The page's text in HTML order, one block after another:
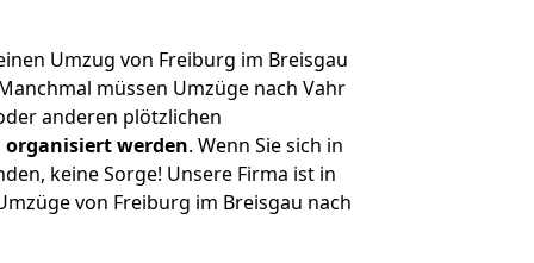
Umzug von Freiburg im Breisgau
müssen Umzüge nach Vahr
anderen plötzlichen
werden. Wenn Sie sich in
keine Sorge! Unsere Firma ist in
von Freiburg im Breisgau nach